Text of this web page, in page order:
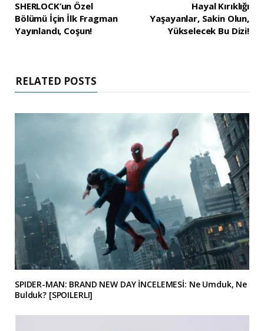
SHERLOCK’un Özel
Bölümü İçin İlk Fragman
Yayınlandı, Coşun!
Hayal Kırıklığı
Yaşayanlar, Sakin Olun,
Yükselecek Bu Dizi!
RELATED POSTS
SPIDER-MAN: BRAND NEW DAY İNCELEMESİ: Ne Umduk, Ne
Bulduk? [SPOILERLI]